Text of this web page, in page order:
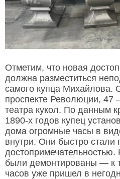
Отметим, что новая
должна разместиться
самого купца Михайлова.
проспекте Революции, 47
театра кукол. По данным
1890-х годов купец
дома огромные часы в
внутри. Они быстро стали
достопримечательностью.
были демонтированы — к
часов уже пришел в